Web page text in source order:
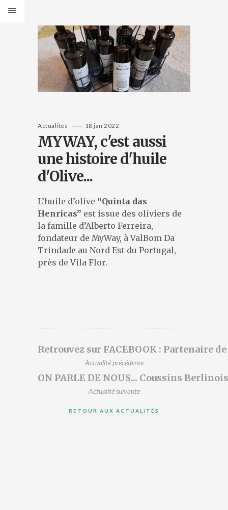
PRODUITS
Bancs Design
Bancs Classic
Banquettes Design
Banquettes Classic
Jardinières Design
Jardinières classiques
Corbeilles Design
Corbeilles classiques
Cendriers et fontaines
Éléments de voirie
CATALOGUES
DESIGNERS
PRÉSENTATION
ACTUALITÉS
Actualités 18 jan 2022
MYWAY, c'est aussi
une histoire d'huile
d'Olive...
L’huile d’olive “Quinta das
Henricas” est issue des oliviers de
la famille d’Alberto Ferreira,
fondateur de MyWay, à ValBom Da
Trindade au Nord Est du Portugal,
près de Vila Flor.
Retrouvez sur FACEBOOK : Partenaire
Actualité précédente
ON PARLE DE NOUS... Coussins
Actualité suivante
RETOUR AUX ACTUALITÉS